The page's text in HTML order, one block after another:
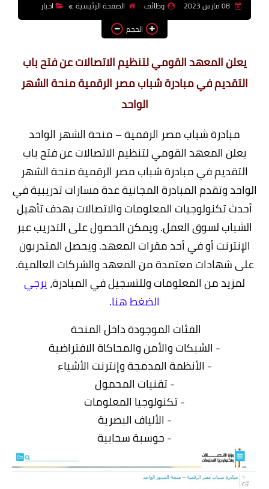
وظائف اعضاء هيئة تدريس
بالجامعات والمعاهد
اخبار
08 مارس 2023 وظائف الصفحة الرئيسية
اخبار
الحجم
يعلن المعهد القومي لتنظيم الاتصالات عن فتح باب
التقديم في مبادرة شباب مصر الرقمية منحة الشهر
الواحد
مبادرة شباب مصر الرقمية – منحة الشهر الواحد
يعلن المعهد القومي لتنظيم الاتصالات عن فتح باب
التقديم في مبادرة شباب مصر الرقمية منحة الشهر
الواحد وتقدم المبادرة المجانية عدة مسارات تدريبية في
أحدث تكنولوجيات المعلومات والاتصالات بهدف تأهيل
الشباب لسوق العمل. ويمكن الحصول على التدريب عبر
الإنترنت أو في أحد مقرات المعهد. ويحصل المتدربون
على شهادات معتمدة من المعهد والشركات العالمية.
لمزيد من المعلومات وللتسجيل في المبادرة،يرجي
الضغط هنا.
الفئات الموجودة داخل المنحة
- الشبكات والأمن والمحاكاة الافتراضية
- الأنظمة المدمجة وإنترنت الأشياء
- تقنيات المحمول
- تكنولوجيا المعلومات
- الألياف البصرية
- حوسبة سحابية